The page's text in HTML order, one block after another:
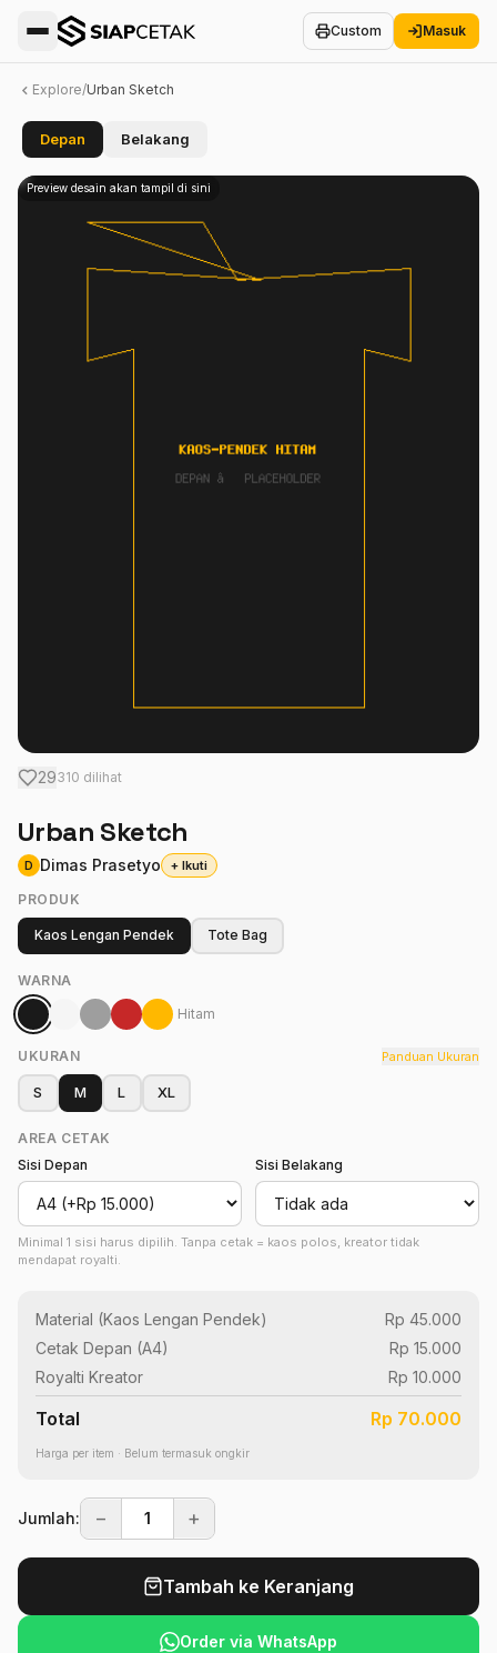
Custom Masuk
Home
Explore/Urban Sketch
Depan Belakang
Preview desain akan tampil di sini
29310 dilihat
Urban Sketch
D Dimas Prasetyo + Ikuti
PRODUK
Kaos Lengan Pendek Tote Bag
WARNA
Hitam
UKURAN Panduan Ukuran
S M L XL
AREA CETAK
Sisi Depan
Sisi Belakang
Minimal 1 sisi harus dipilih. Tanpa cetak = kaos polos, kreator tidak
mendapat royalti.
Material (Kaos Lengan Pendek)
Rp 45.000
Cetak Depan (A4)
Rp 15.000
Royalti Kreator
Rp 10.000
Total Rp 70.000
Harga per item · Belum termasuk ongkir
Jumlah: − +
Tambah ke Keranjang
Order via WhatsApp